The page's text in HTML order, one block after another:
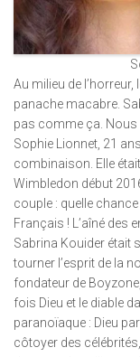
Au milieu de
panache macabre.
pas comme ça. Nous
Sophie Lionnet, 21
combinaison. Elle
Wimbledon début
couple : quelle
Français ! L’aîné des
Sabrina Kouider était
tourner l’esprit de la
fondateur de
fois Dieu et le diable
paranoïaque : Dieu
côtoyer des